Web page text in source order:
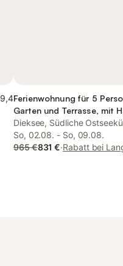
9,4Ferienwohnung für 5
Garten und Terrasse, mit
Dieksee, Südliche
So, 02.08. - So, 09.08.
965 €831 €·Rabatt bei